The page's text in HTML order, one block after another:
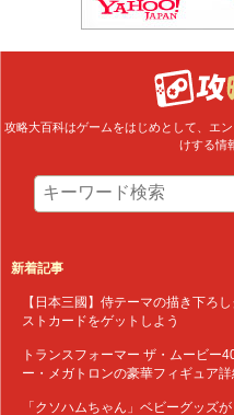
攻略大百科はゲームをはじめとして、エ
けする情
新着記事
【日本三國】侍テーマの描き下ろ
ストカードをゲットしよう
トランスフォーマー ザ・ムービー
ー・メガトロンの豪華フィギュア詳
「クソハムちゃん」ベビーグッズ